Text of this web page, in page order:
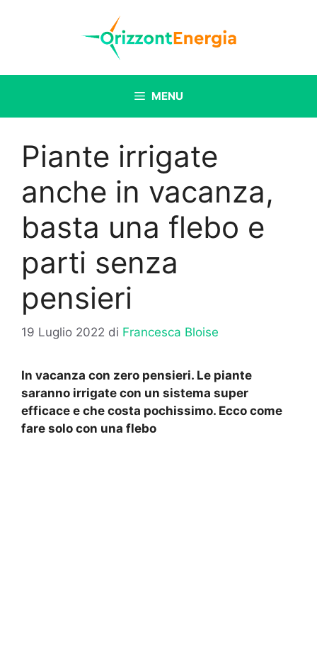
MENU
Piante irrigate
anche in vacanza,
basta una flebo e
parti senza
pensieri
19 Luglio 2022 di Francesca Bloise
In vacanza con zero pensieri. Le piante
saranno irrigate con un sistema super
efficace e che costa pochissimo. Ecco come
fare solo con una flebo